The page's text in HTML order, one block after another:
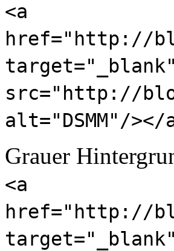
<a
href="http://
src="http://
alt="DSMM"/></
Grauer
<a
href="http://